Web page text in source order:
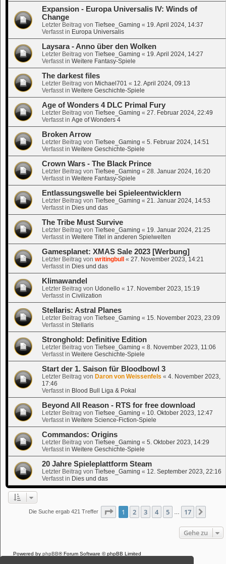
Expansion - Europa Universalis IV: Winds of
Change
Letzter Beitrag von Tiefsee_Gaming « 19. April 2024, 14:37
Verfasst in Europa Universalis
Laysara - Anno über den Wolken
Letzter Beitrag von Tiefsee_Gaming « 19. April 2024, 14:27
Verfasst in Weitere Fantasy-Spiele
The darkest files
Letzter Beitrag von Michael701 « 12. April 2024, 09:13
Verfasst in Weitere Geschichte-Spiele
Age of Wonders 4 DLC Primal Fury
Letzter Beitrag von Tiefsee_Gaming « 27. Februar 2024, 22:49
Verfasst in Age of Wonders 4
Broken Arrow
Letzter Beitrag von Tiefsee_Gaming « 5. Februar 2024, 14:51
Verfasst in Weitere Geschichte-Spiele
Crown Wars - The Black Prince
Letzter Beitrag von Tiefsee_Gaming « 28. Januar 2024, 16:20
Verfasst in Weitere Fantasy-Spiele
Entlassungswelle bei Spieleentwicklern
Letzter Beitrag von Tiefsee_Gaming « 21. Januar 2024, 14:53
Verfasst in Dies und das
The Tribe Must Survive
Letzter Beitrag von Tiefsee_Gaming « 19. Januar 2024, 21:25
Verfasst in Weitere Titel in anderen Spielwelten
Gamesplanet: XMAS Sale 2023 [Werbung]
Letzter Beitrag von writingbull « 27. November 2023, 14:21
Verfasst in Dies und das
Klimawandel
Letzter Beitrag von Udonello « 17. November 2023, 15:19
Verfasst in Civilization
Stellaris: Astral Planes
Letzter Beitrag von Tiefsee_Gaming « 15. November 2023, 23:09
Verfasst in Stellaris
Stronghold: Definitive Edition
Letzter Beitrag von Tiefsee_Gaming « 8. November 2023, 11:06
Verfasst in Weitere Geschichte-Spiele
Start der 1. Saison für Bloodbowl 3
Letzter Beitrag von Daron von Weissenfels « 4. November 2023,
17:46
Verfasst in Blood Bull Liga & Pokal
Beyond All Reason - RTS for free download
Letzter Beitrag von Tiefsee_Gaming « 10. Oktober 2023, 12:47
Verfasst in Weitere Science-Fiction-Spiele
Commandos: Origins
Letzter Beitrag von Tiefsee_Gaming « 5. Oktober 2023, 14:29
Verfasst in Weitere Geschichte-Spiele
20 Jahre Spieleplattform Steam
Letzter Beitrag von Tiefsee_Gaming « 12. September 2023, 22:16
Verfasst in Dies und das
Die Suche ergab 421 Treffer Seite 1von 17
1 2 3 4 5 17
Gehe zu
Powered by phpBB® Forum Software © phpBB Limited